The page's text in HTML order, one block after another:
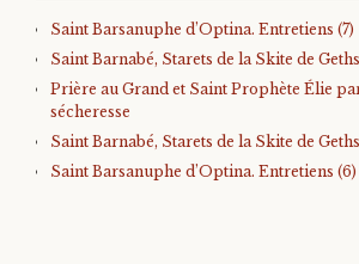
Saint Barsanuphe d’Optina. Entretiens (7)
Saint Barnabé, Starets de la Skite de
Prière au Grand et Saint Prophète Élie
sécheresse
Saint Barnabé, Starets de la Skite de
Saint Barsanuphe d’Optina. Entretiens (6)